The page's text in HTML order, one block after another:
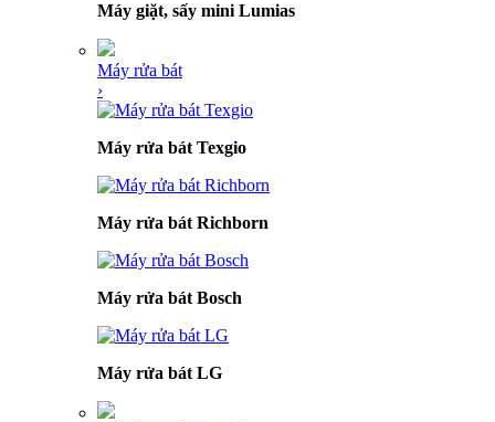
Máy giặt, sấy mini Lumias
Máy rửa bát
›
Máy rửa bát Texgio
Máy rửa bát Richborn
Máy rửa bát Bosch
Máy rửa bát LG